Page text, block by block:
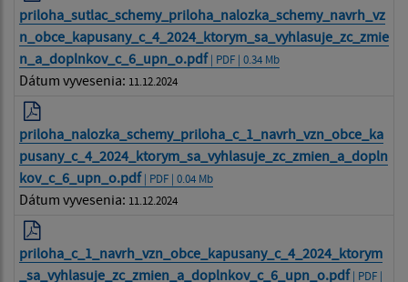
priloha_sutlac_schemy_priloha_nalozka_schemy_navrh_vz
n_obce_kapusany_c_4_2024_ktorym_sa_vyhlasuje_zc_zmie
n_a_doplnkov_c_6_upn_o.pdf | PDF | 0.34 Mb
Dátum vyvesenia: 11.12.2024
priloha_nalozka_schemy_priloha_c_1_navrh_vzn_obce_ka
pusany_c_4_2024_ktorym_sa_vyhlasuje_zc_zmien_a_dopln
kov_c_6_upn_o.pdf | PDF | 0.04 Mb
Dátum vyvesenia: 11.12.2024
priloha_c_1_navrh_vzn_obce_kapusany_c_4_2024_ktorym
_sa_vyhlasuje_zc_zmien_a_doplnkov_c_6_upn_o.pdf | PDF |